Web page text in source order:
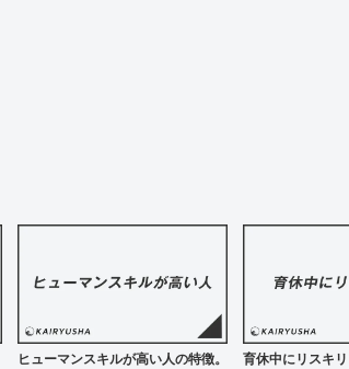
ヒューマンスキルが高い人の特徴。
育休中にリスキ